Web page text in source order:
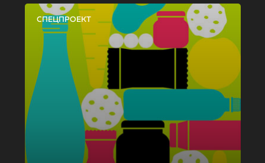
СПЕЦПРОЕКТ